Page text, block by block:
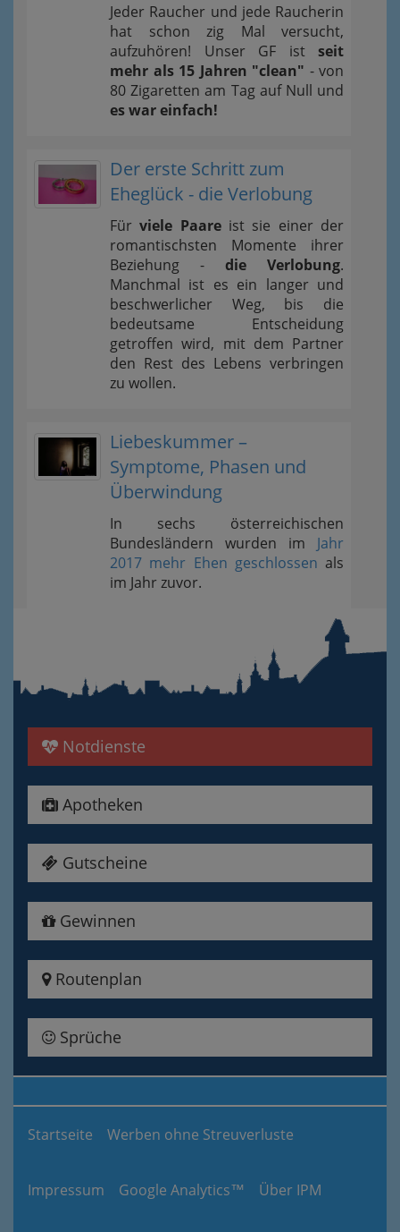
Jeder Raucher und jede Raucherin
hat schon zig Mal versucht,
aufzuhören! Unser GF ist seit
mehr als 15 Jahren "clean" - von
80 Zigaretten am Tag auf Null und
es war einfach!
Der erste Schritt zum
Eheglück - die Verlobung
Fürviele Paareist sie einer der
romantischsten Momente ihrer
Beziehung - die Verlobung.
Manchmal ist es ein langer und
beschwerlicher Weg, bis die
bedeutsame Entscheidung
getroffen wird, mit dem Partner
den Rest des Lebens verbringen
zu wollen.
Liebeskummer –
Symptome, Phasen und
Überwindung
In sechs österreichischen
Bundesländern wurden im Jahr
2017 mehr Ehen geschlossen als
im Jahr zuvor.
Notdienste
Apotheken
Gutscheine
Gewinnen
Routenplan
Sprüche
Startseite Werben ohne Streuverluste
Impressum Google Analytics™ Über IPM